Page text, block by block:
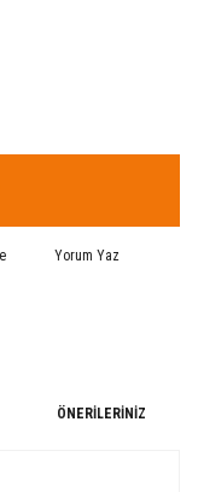
Yorum Yaz
ÖNERILERINIZ